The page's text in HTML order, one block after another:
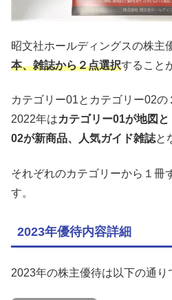
昭文社ホールディングスの株主
本、雑誌から２点選択すること
カテゴリー01とカテゴリー02の
2022年はカテゴリー01が地図
02が新商品、人気ガイド雑誌と
それぞれのカテゴリーから１冊
す。
2023年優待内容詳細
2023年の株主優待は以下の通り